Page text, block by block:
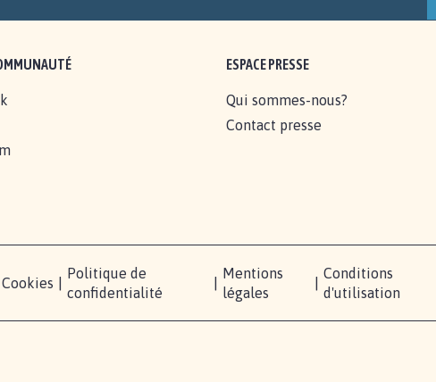
ESPACE PRESSE
Qui sommes-nous?
Contact presse
Cookies
Politique de
confidentialité
Mentions
légales
Conditions
d'utilisation